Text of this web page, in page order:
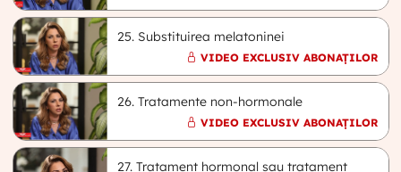
25. Substituirea melatoninei
VIDEO EXCLUSIV ABONAȚILOR
26. Tratamente non-hormonale
VIDEO EXCLUSIV ABONAȚILOR
27. Tratament hormonal sau tratament